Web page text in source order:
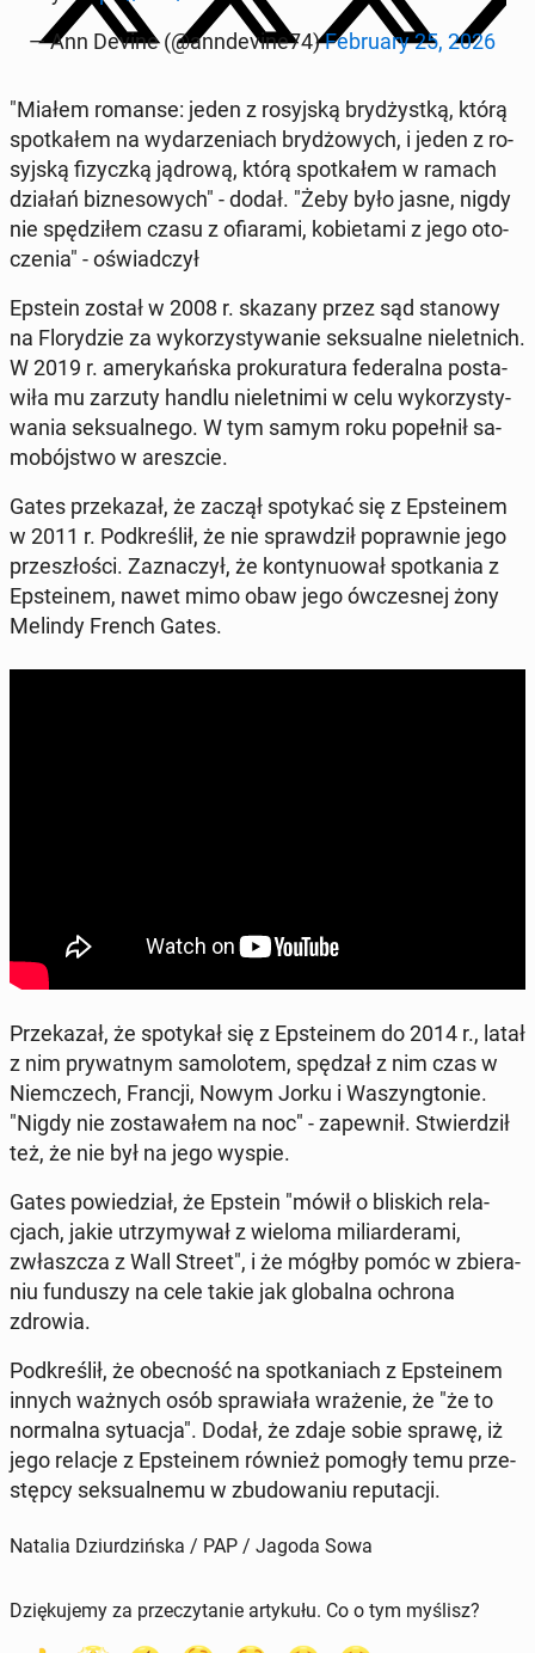
— Ann Devine (@an­n­de­vi­ne74)Fe­bru­ary 25, 2026
"Miałem romanse: jeden z ro­syj­ską bry­dżyst­ką, którą
spo­tka­łem na wy­da­rze­niach bry­dżo­wych, i jeden z ro­
syj­ską fi­zycz­ką jądrową, którą spo­tka­łem w ramach
działań biz­ne­so­wych" - dodał. "Żeby było jasne, nigdy
nie spę­dzi­łem czasu z ofia­ra­mi, ko­bie­ta­mi z jego oto­
cze­nia" - oświad­czył
Epstein został w 2008 r. skazany przez sąd stanowy
na Flo­ry­dzie za wy­ko­rzy­sty­wa­nie sek­su­al­ne nie­let­nich.
W 2019 r. ame­ry­kań­ska pro­ku­ra­tu­ra fe­de­ral­na po­sta­
wi­ła mu zarzuty handlu nie­let­ni­mi w celu wy­ko­rzy­sty­
wa­nia sek­su­al­ne­go. W tym samym roku po­peł­nił sa­
mo­bój­stwo w aresz­cie.
Gates prze­ka­zał, że zaczął spo­ty­kać się z Ep­ste­inem
w 2011 r. Pod­kre­ślił, że nie spraw­dził po­praw­nie jego
prze­szło­ści. Za­zna­czył, że kon­ty­nu­ował spo­tka­nia z
Ep­ste­inem, nawet mimo obaw jego ów­cze­snej żony
Melindy French Gates.
Prze­ka­zał, że spo­ty­kał się z Ep­ste­inem do 2014 r., latał
z nim pry­wat­nym sa­mo­lo­tem, spędzał z nim czas w
Niem­czech, Francji, Nowym Jorku i Wa­szyng­to­nie.
"Nigdy nie zo­sta­wa­łem na noc" - za­pew­nił. Stwier­dził
też, że nie był na jego wyspie.
Gates po­wie­dział, że Epstein "mówił o bli­skich re­la­
cjach, jakie utrzy­my­wał z wieloma mi­liar­de­ra­mi,
zwłasz­cza z Wall Street", i że mógłby pomóc w zbie­ra­
niu fun­du­szy na cele takie jak glo­bal­na ochrona
zdrowia.
Pod­kre­ślił, że obec­ność na spo­tka­niach z Ep­ste­inem
innych ważnych osób spra­wia­ła wra­że­nie, że "że to
nor­mal­na sy­tu­acja". Dodał, że zdaje sobie sprawę, iż
jego relacje z Ep­ste­inem również pomogły temu prze­
stęp­cy sek­su­al­ne­mu w zbu­do­wa­niu re­pu­ta­cji.
Natalia Dziurdzińska / PAP / Jagoda Sowa
Dziękujemy za przeczytanie artykułu. Co o tym myślisz?